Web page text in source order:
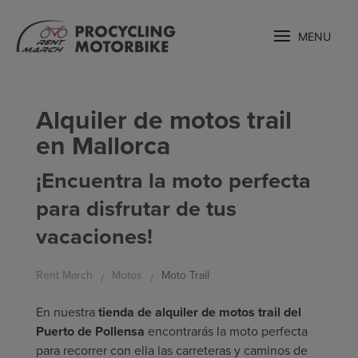
MENU
Alquiler de motos trail
en Mallorca
¡Encuentra la moto perfecta
para disfrutar de tus
vacaciones!
Rent March Motos Moto Trail
En nuestra tienda de alquiler de motos trail del
Puerto de Pollensa encontrarás la moto perfecta
para recorrer con ella las carreteras y caminos de